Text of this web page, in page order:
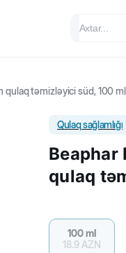
qulaq təmizləyici süd, 100 ml
Qulaq sağlamlığı
Beaphar
qulaq
100 ml
18.9 AZN